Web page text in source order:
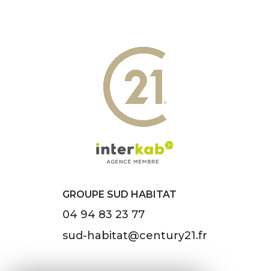
GROUPE SUD HABITAT
04 94 83 23 77
sud-habitat@century21.fr